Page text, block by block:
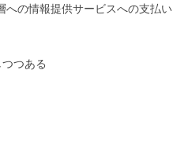
への情報提供サービスへの支払い
つある